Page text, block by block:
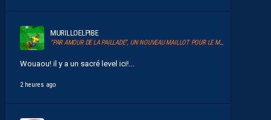
MURILLOELPIBE
“PAR AMOUR DE LA PAILLADE”, UN NOUVEAU MAILLOT POUR LE MHSC
Wouaou! il y a un sacré level ici!...
2 heures ago